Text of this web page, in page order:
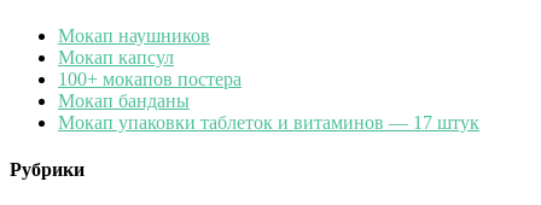
Мокап наушников
Мокап капсул
100+ мокапов постера
Мокап банданы
Мокап упаковки таблеток и витаминов — 17 штук
Рубрики